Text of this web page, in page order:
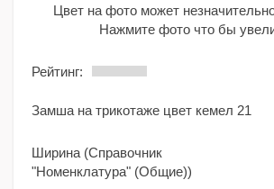
Цвет на фото может
Нажмите фото что бы
Рейтинг:
Замша на трикотаже цвет кемел 21
Ширина (Справочник
"Номенклатура" (Общие))